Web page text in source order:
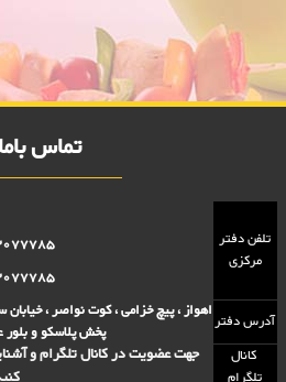
5000 فروش
تماس باما
تلفن دفتر
مرکزی
آدرس دفتراهواز ، پیچ خزامی ، کوت نواصر ،
پخش پلاسکو و بلور
کانال
جهت عضویت در کانال تلگرام و